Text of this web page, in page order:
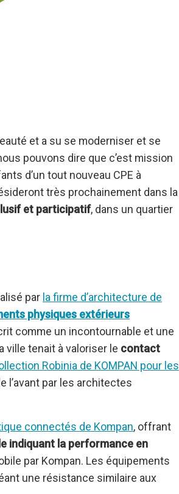
et a su se moderniser et se
pouvons dire que c’est mission
d’un tout nouveau CPE à
très prochainement dans la
et participatif, dans un quartier
par la firme d’architecture de
physiques extérieurs
comme un incontournable et une
ville tenait à valoriser le contact
Robinia de KOMPAN pour les
l’avant par les architectes
connectés de Kompan, offrant
indiquant la performance en
par Kompan. Les équipements
une résistance similaire aux